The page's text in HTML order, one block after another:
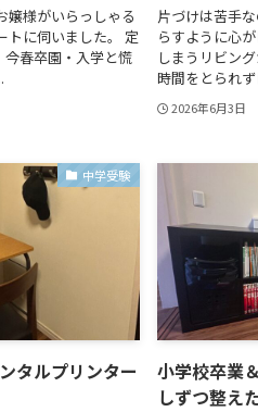
嬢様がいらっしゃる
トに伺いました。 定
春卒園・入学と慌
片づけは苦手
らすように心
しまうリビン
時間をとられ
2026年6月3日
中学受験
タルプリンター
小学校卒業
しずつ整え